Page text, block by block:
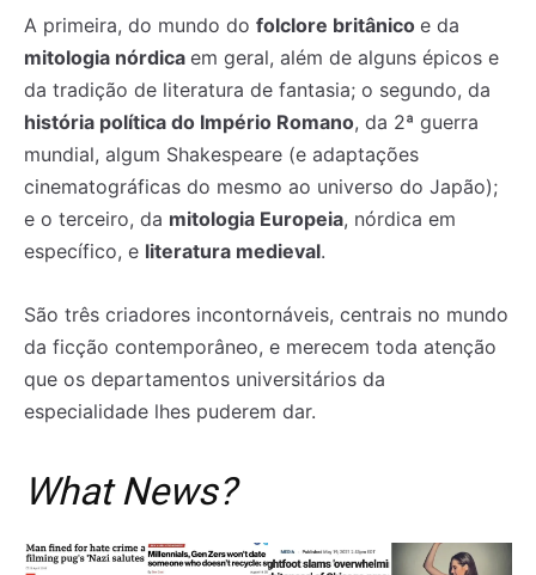
A primeira, do mundo do folclore britânico e da
mitologia nórdica em geral, além de alguns épicos e
da tradição de literatura de fantasia; o segundo, da
história política do Império Romano, da 2ª guerra
mundial, algum Shakespeare (e adaptações
cinematográficas do mesmo ao universo do Japão);
e o terceiro, da mitologia Europeia, nórdica em
específico, e literatura medieval.
São três criadores incontornáveis, centrais no mundo
da ficção contemporâneo, e merecem toda atenção
que os departamentos universitários da
especialidade lhes puderem dar.
What News?